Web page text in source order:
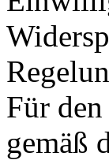
Für
gemäß